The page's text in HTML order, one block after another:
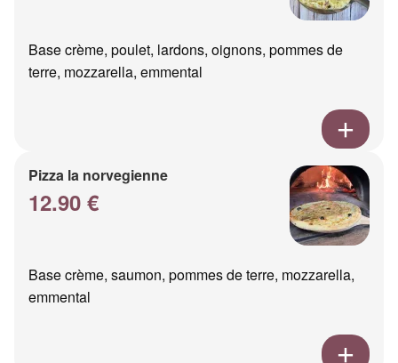
Base crème, poulet, lardons, oignons, pommes de
terre, mozzarella, emmental
Pizza la norvegienne
12.90 €
Base crème, saumon, pommes de terre, mozzarella,
emmental